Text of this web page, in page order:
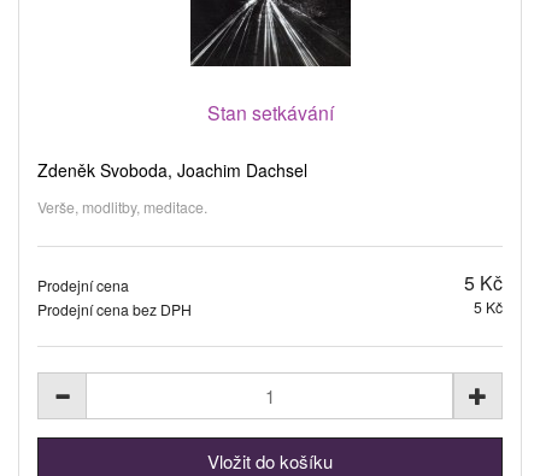
Stan setkávání
Zdeněk Svoboda, Joachim Dachsel
Verše, modlitby, meditace.
Prodejní cena 5 Kč
Prodejní cena bez DPH 5 Kč